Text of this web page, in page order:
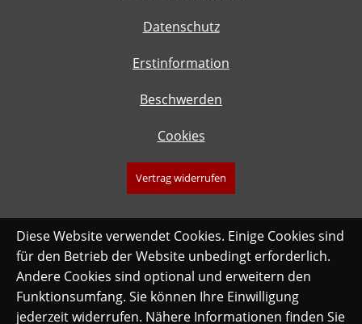
Datenschutz
Erstinformation
Beschwerden
Cookies
Vertrag widerrufen
Diese Website verwendet Cookies. Einige Cookies sind
für den Betrieb der Website unbedingt erforderlich.
Andere Cookies sind optional und erweitern den
Funktionsumfang. Sie können Ihre Einwilligung
jederzeit widerrufen. Nähere Informationen finden Sie